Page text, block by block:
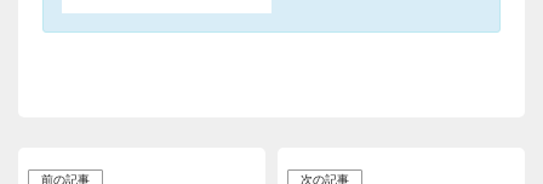
前の記事 次の記事